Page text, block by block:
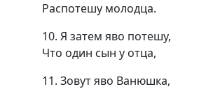
Распотешу молодца.
10. Я затем яво потешу,
Что один сын у отца,
11. Зовут яво Ванюшка,